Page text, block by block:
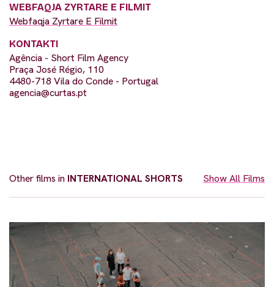
WEBFAQJA ZYRTARE E FILMIT
Webfaqja Zyrtare E Filmit
KONTAKTI
Agência - Short Film Agency
Praça José Régio, 110
4480-718 Vila do Conde - Portugal
agencia@curtas.pt
Other films in INTERNATIONAL SHORTS Show All Films